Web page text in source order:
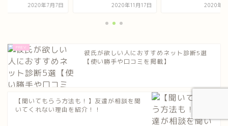
2020年11月17日 2020年6月5日 2020年7
彼氏が欲しい人におすすめネット診断5選
【使い勝手や口コミを掲載】
【聞いてもらう方法も！】友達が相談を聞
いてくれない理由を紹介！！